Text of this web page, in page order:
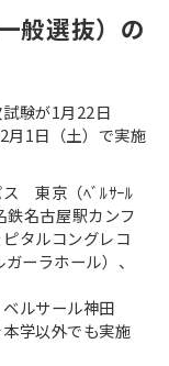
般選抜）の
験が1月22日
月1日（土）で実施
ス 東京（ﾍﾞﾙｻｰﾙ
名古屋駅カンフ
タルコングレコ
ーラホール）、
ルサール神⽥
学以外でも実施